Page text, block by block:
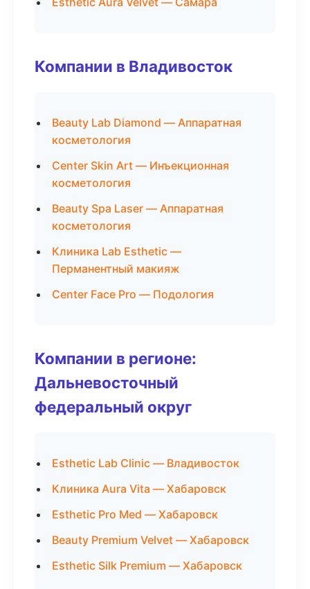
Компании в Владивосток
Beauty Lab Diamond — Аппаратная
косметология
Center Skin Art — Инъекционная
косметология
Beauty Spa Laser — Аппаратная
косметология
Клиника Lab Esthetic —
Перманентный макияж
Center Face Pro — Подология
Компании в регионе:
Дальневосточный
федеральный округ
Esthetic Lab Clinic — Владивосток
Клиника Aura Vita — Хабаровск
Esthetic Pro Med — Хабаровск
Beauty Premium Velvet — Хабаровск
Esthetic Silk Premium — Хабаровск